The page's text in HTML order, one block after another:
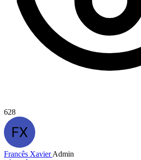
628
Francês XavierAdmin